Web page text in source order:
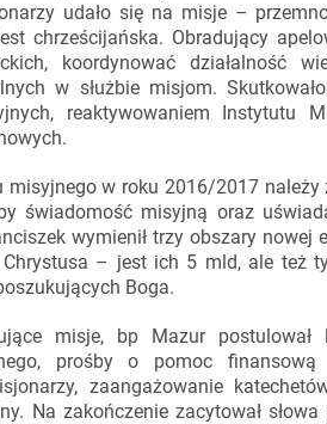
udało się na misje –
chrześcijańska. Obradujący
koordynować działalność
w służbie misjom.
reaktywowaniem Instytutu
misyjnego w roku 2016/2017
świadomość misyjną oraz
wymienił trzy obszary
– jest ich 5 mld, ale też
Boga.
misje, bp Mazur postulował
prośby o pomoc finansową
zaangażowanie
Na zakończenie zacytował